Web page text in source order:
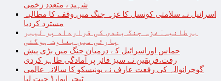
شہید ، متعدد زخمی
اسرائیل نے سلامتی کونسل کا غزہ جنگ میں وقفے کا مطالبہ
مسترد کردیا
برطانیہ: غزہ جنگ بندی کی قرارداد پر لیبر
پارٹی میں بغاوت ہوگئی
حماس اوراسرائیل کے درمیان جنگ میں بڑی پیش
رفت،فریقین نے سیز فائر پر آمادگی ظاہر کردی
گوجرانوالہ کی رفعت عارف نے یونیسکو کا سالانہ عالمی
ٹیچر ایوارڈ جیت لیا